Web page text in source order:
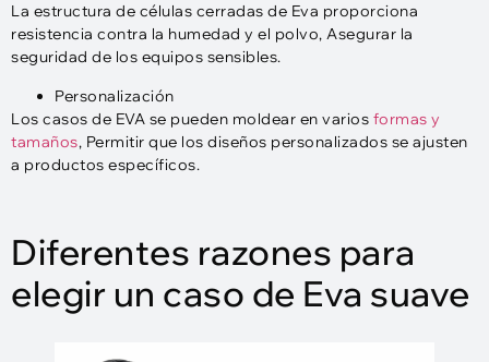
La estructura de células cerradas de Eva proporciona
resistencia contra la humedad y el polvo, Asegurar la
seguridad de los equipos sensibles.
Personalización
Los casos de EVA se pueden moldear en varios formas y
tamaños, Permitir que los diseños personalizados se ajusten
a productos específicos.
Diferentes razones para
elegir un caso de Eva suave